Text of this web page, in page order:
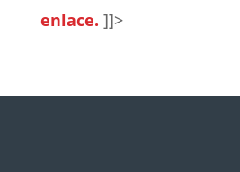
enlace. ]]>